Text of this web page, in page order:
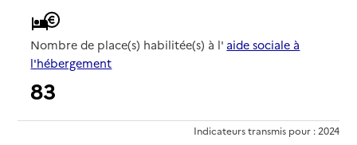
Nombre de place(s) habilitée(s) à l' aide sociale à
l'hébergement
83
Indicateurs transmis pour : 2024